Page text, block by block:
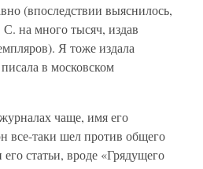
(впоследствии выяснилось,
на много тысяч, издав
Я тоже издала
в московском
чаще, имя его
все-таки шел против общего
статьи, вроде «Грядущего